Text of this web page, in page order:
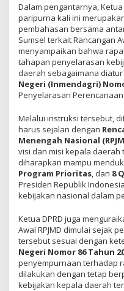
Dalam pengantarnya,
paripurna kali ini
pembahasan bersama
Sumsel terkait Rancangan
menyampaikan bahwa
tahapan penyelarasan
daerah sebagaimana
Negeri (Inmendagri)
Penyelarasan
Melalui instruksi tersebut,
harus sejalan dengan
Menengah Nasional
visi dan misi kepala daerah
diharapkan mampu
Program Prioritas, dan 8
Presiden Republik
kebijakan nasional dalam
Ketua DPRD juga
Awal RPJMD dimulai sejak
tersebut sesuai dengan
Negeri Nomor 86 Tahun
penyempurnaan terhadap
dilakukan dengan tetap
kebijakan kepala daerah